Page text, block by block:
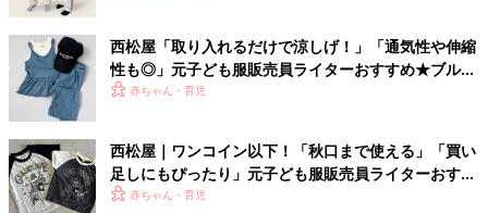
西松屋「取り入れるだけで涼しげ！」「通気性や伸縮
性も◎」元子ども服販売員ライターおすすめ★ブルー
アイテム5選
赤ちゃん・育児
西松屋｜ワンコイン以下！「秋口まで使える」「買い
足しにもぴったり」元子ども服販売員ライターおすす
め★半袖Tシャツ5選
赤ちゃん・育児